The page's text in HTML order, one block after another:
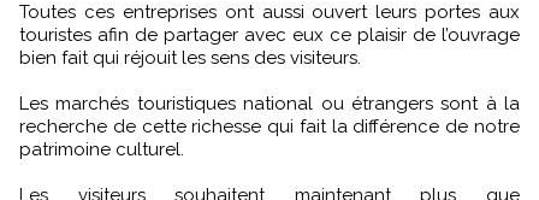
Toutes ces entreprises ont aussi ouvert leurs portes aux
touristes afin de partager avec eux ce plaisir de l’ouvrage
bien fait qui réjouit les sens des visiteurs.
Les marchés touristiques national ou étrangers sont à la
recherche de cette richesse qui fait la différence de notre
patrimoine culturel.